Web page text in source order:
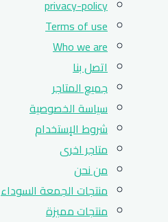
privacy-policy
Terms of use
Who we are
اتصل بنا
جميع المتاجر
سياسة الخصوصية
شروط الإستخدام
متاجر اخرى
من نحن
منتجات الجمعة السوداء
منتجات مميزة